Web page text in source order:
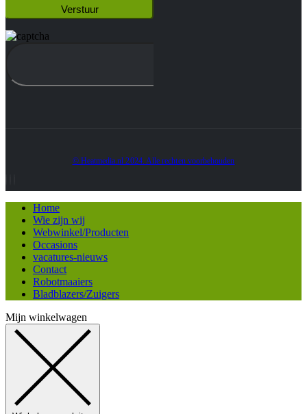
© Heatmedia.nl 2024. Alle rechten voorbehouden
Home
Wie zijn wij
Webwinkel/Producten
Occasions
vacatures-nieuws
Contact
Robotmaaiers
Bladblazers/Zuigers
Mijn winkelwagen